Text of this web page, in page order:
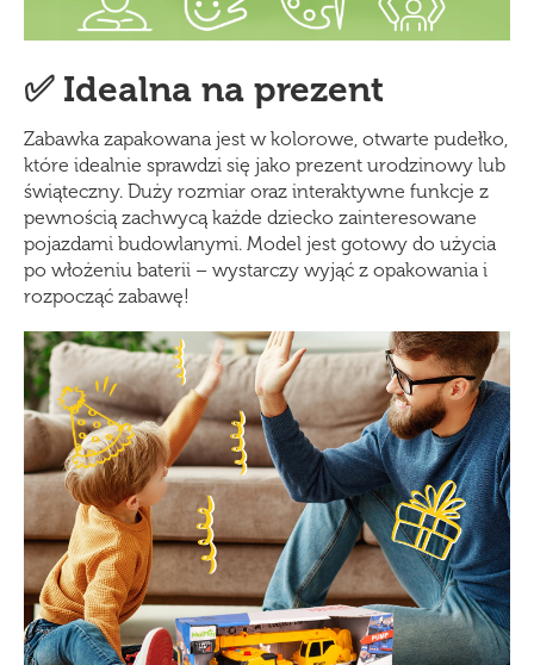
✅ Idealna na prezent
Zabawka zapakowana jest w kolorowe, otwarte pudełko,
które idealnie sprawdzi się jako prezent urodzinowy lub
świąteczny. Duży rozmiar oraz interaktywne funkcje z
pewnością zachwycą każde dziecko zainteresowane
pojazdami budowlanymi. Model jest gotowy do użycia
po włożeniu baterii – wystarczy wyjąć z opakowania i
rozpocząć zabawę!